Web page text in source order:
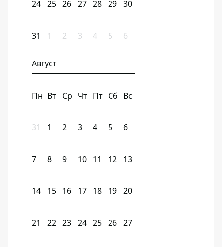
24 25 26 27 28 29 30
31 1 2 3 4 5 6
Август
Пн Вт Ср Чт Пт Сб Вс
31 1 2 3 4 5 6
7 8 9 10 11 12 13
14 15 16 17 18 19 20
21 22 23 24 25 26 27